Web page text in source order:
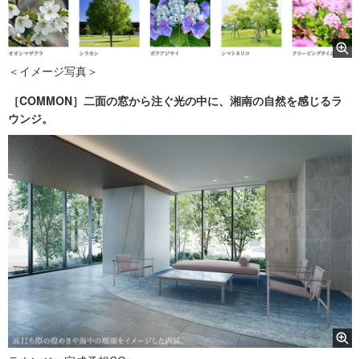
＜イメージ写真＞
［COMMON］二面の窓から注ぐ光の中に、湘南の自然を感じるラ
ウンジ。